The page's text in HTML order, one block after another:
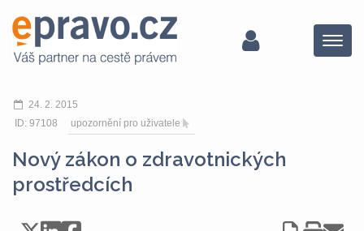
Menu
24. 2. 2015
ID: 97108
upozornění pro uživatele
Nový zákon o zdravotnických
prostředcích